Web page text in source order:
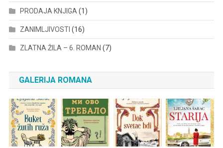
PRODAJA KNJIGA (1)
ZANIMLJIVOSTI (16)
ZLATNA ŽILA – 6. ROMAN (7)
GALERIJA ROMANA